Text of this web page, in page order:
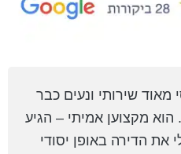
מאוד שירותי ונעים כבר
מקצוען אמיתי – הגיע
צבע לי את הדירה באופן יסודי